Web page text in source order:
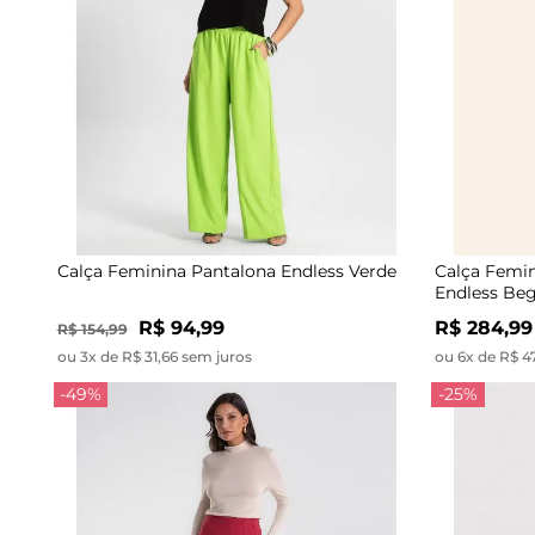
Calça Feminina Pantalona Endless Verde
R$ 154,99 R$ 94,99
ou 3x de R$ 31,66 sem juros
Calça
Endless
R$ 284,99
ou 6x de R$
-49% -25%